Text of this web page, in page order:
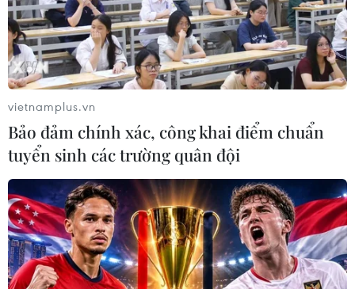
EC đã ra lệnh buộc Meta khôi phục quyền truy cập
miễn phí vào WhatsApp cho các trợ lý AI cạnh tranh với
Meta AI - bước đi mạnh mẽ nhằm ngăn nguy cơ lạm
dụng vị thế thống lĩnh thị trường trong AI.
vietnamplus.vn
Bảo đảm chính xác, công khai điểm chuẩn
tuyển sinh các trường quân đội